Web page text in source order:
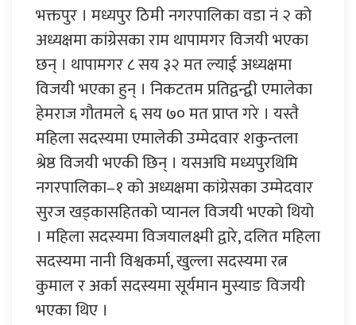
भक्तपुर । मध्यपुर ठिमी नगरपालिका वडा नं २ को
अध्यक्षमा कांग्रेसका राम थापामगर विजयी भएका
छन् । थापामगर ८ सय ३२ मत ल्याई अध्यक्षमा
विजयी भएका हुन् । निकटतम प्रतिद्वन्द्वी एमालेका
हेमराज गौतमले ६ सय ७० मत प्राप्त गरे । यस्तै
महिला सदस्यमा एमालेकी उम्मेदवार शकुन्तला
श्रेष्ठ विजयी भएकी छिन् । यसअघि मध्यपुरथिमि
नगरपालिका–१ को अध्यक्षमा कांग्रेसका उम्मेदवार
सुरज खड्कासहितको प्यानल विजयी भएको थियो
। महिला सदस्यमा विजयालक्ष्मी द्वारे, दलित महिला
सदस्यमा नानी विश्वकर्मा, खुल्ला सदस्यमा रत्न
कुमाल र अर्का सदस्यमा सूर्यमान मुस्याङ विजयी
भएका थिए ।